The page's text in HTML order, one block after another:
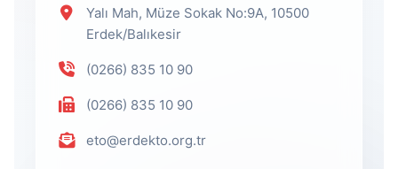
Yalı Mah, Müze Sokak No:9A, 10500
Erdek/Balıkesir
(0266) 835 10 90
(0266) 835 10 90
eto@erdekto.org.tr